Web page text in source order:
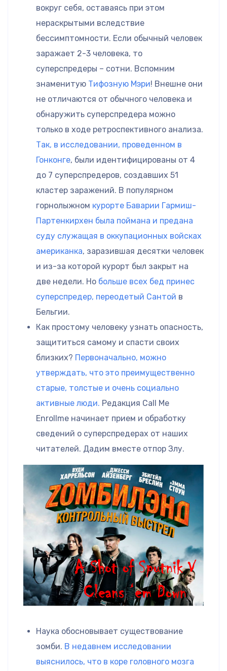
вокруг себя, оставаясь при этом
нераскрытыми вследствие
бессимптомности. Если обычный человек
заражает 2-3 человека, то
суперспредеры – сотни. Вспомним
знаменитую Тифозную Мэри! Внешне они
не отличаются от обычного человека и
обнаружить суперспредера можно
только в ходе ретроспективного анализа.
Так, в исследовании, проведенном в
Гонконге, были идентифицированы от 4
до 7 суперспредеров, создавших 51
кластер заражений. В популярном
горнолыжном курорте Баварии Гармиш-
Партенкирхен была поймана и предана
суду служащая в оккупационных войсках
американка, заразившая десятки человек
и из-за которой курорт был закрыт на
две недели. Но больше всех бед принес
суперспредер, переодетый Сантой в
Бельгии.
Как простому человеку узнать опасность,
защититься самому и спасти своих
близких? Первоначально, можно
утверждать, что это преимущественно
старые, толстые и очень социально
активные люди. Редакция Call Me
Enrollme начинает прием и обработку
сведений о суперспредерах от наших
читателей. Дадим вместе отпор Злу.
Наука обосновывает существование
зомби. В недавнем исследовании
выяснилось, что в коре головного мозга